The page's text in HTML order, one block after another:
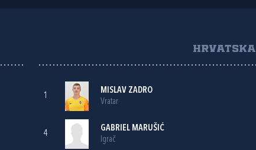
HRVATSKA
1
MISLAV ZADRO
Vratar
4
GABRIEL MARUŠIĆ
Igrač